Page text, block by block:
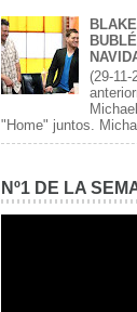
(29-
"Home" juntos.
Nº1 DE LA